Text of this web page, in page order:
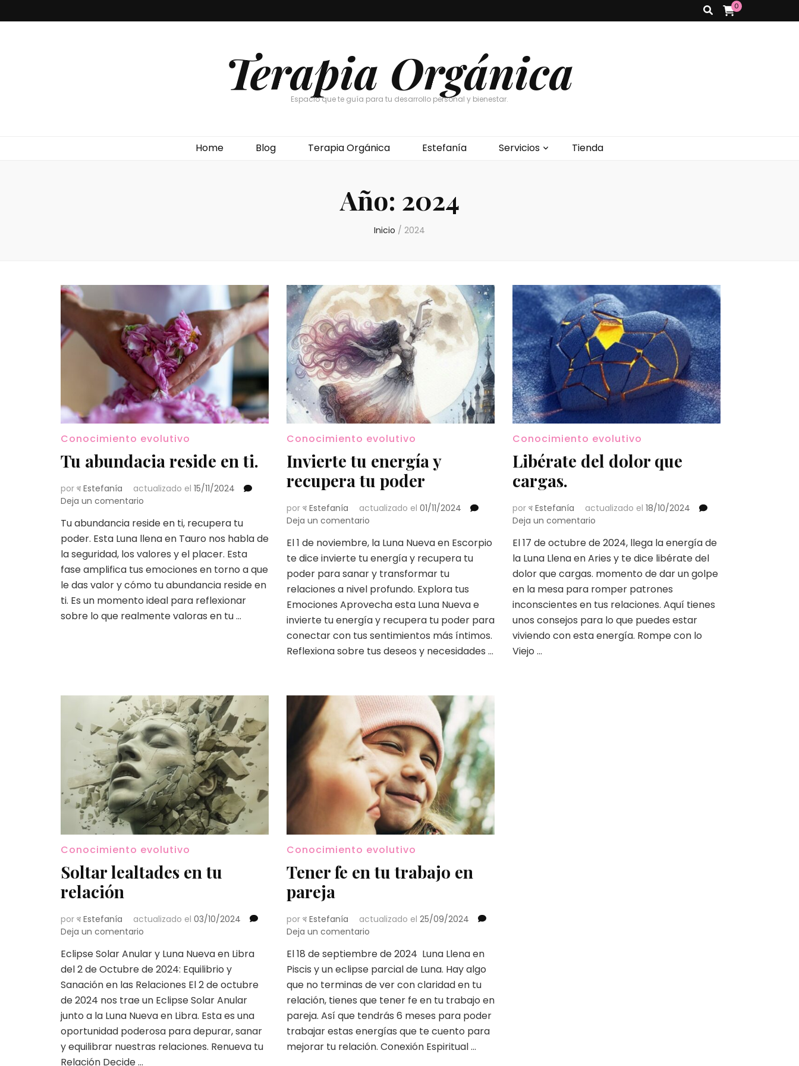
0
Terapia Orgánica
Espacio que te guía para tu desarrollo personal y bienestar.
Home Blog Terapia Orgánica Estefanía Servicios Tienda
Año: 2024
Inicio / 2024
Conocimiento evolutivo
Tu abundacia reside en ti.
por থ Estefanía actualizado el 15/11/2024
Deja un comentario
abundacia
reside
en
Tu abundancia reside en ti, recupera tu
poder. Esta Luna llena en Tauro nos habla de
la seguridad, los valores y el placer. Esta
fase amplifica tus emociones en torno a que
le das valor y cómo tu abundancia reside en
ti. Es un momento ideal para reflexionar
sobre lo que realmente valoras en tu …
Conocimiento evolutivo
Invierte tu energía y
recupera tu poder
por থ Estefanía actualizado el 01/11/2024
Deja un comentarioen
tu
energía
y
recupera
tu
poder
El 1 de noviembre, la Luna Nueva en Escorpio
te dice invierte tu energía y recupera tu
poder para sanar y transformar tu
relaciones a nivel profundo. Explora tus
Emociones Aprovecha esta Luna Nueva e
invierte tu energía y recupera tu poder para
conectar con tus sentimientos más íntimos.
Reflexiona sobre tus deseos y necesidades …
Conocimiento evolutivo
Libérate del dolor que
cargas.
por থ Estefanía actualizado el 18/10/2024
Deja un comentarioen
del
dolor
que
El 17 de octubre de 2024, llega la energía de
la Luna Llena en Aries y te dice libérate del
dolor que cargas. momento de dar un golpe
en la mesa para romper patrones
inconscientes en tus relaciones. Aquí tienes
unos consejos para lo que puedes estar
viviendo con esta energía. Rompe con lo
Viejo …
Conocimiento evolutivo
Soltar lealtades en tu
relación
por থ Estefanía actualizado el 03/10/2024
Deja un comentario
lealtades
en
tu
Eclipse Solar Anular y Luna Nueva en Libra
del 2 de Octubre de 2024: Equilibrio y
Sanación en las Relaciones El 2 de octubre
de 2024 nos trae un Eclipse Solar Anular
junto a la Luna Nueva en Libra. Esta es una
oportunidad poderosa para depurar, sanar
y equilibrar nuestras relaciones. Renueva tu
Relación Decide …
Conocimiento evolutivo
Tener fe en tu trabajo en
pareja
por থ Estefanía actualizado el 25/09/2024
Deja un comentarioen
fe
en
tu
en
pareja
El 18 de septiembre de 2024 Luna Llena en
Piscis y un eclipse parcial de Luna. Hay algo
que no terminas de ver con claridad en tu
relación, tienes que tener fe en tu trabajo en
pareja. Así que tendrás 6 meses para poder
trabajar estas energías que te cuento para
mejorar tu relación. Conexión Espiritual …